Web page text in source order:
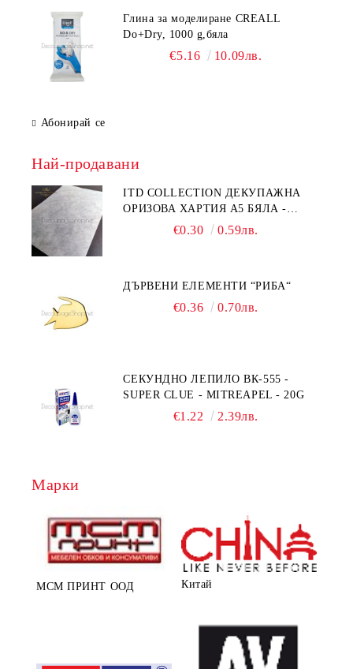
Глина за моделиране CREALL
Do+Dry, 1000 g,бяла
€5.16 10.09лв.
Абонирай се
Най-продавани
ITD COLLECTION ДЕКУПАЖНА
ОРИЗОВА ХАРТИЯ А5 БЯЛА -
€0.30 0.59лв.
ДЪРВЕНИ ЕЛЕМЕНТИ “РИБА“
€0.36 0.70лв.
СЕКУНДНО ЛЕПИЛО ВК-555 -
SUPER CLUE - MITREAPEL - 20G
€1.22 2.39лв.
Марки
МСМ ПРИНТ ООД Китай